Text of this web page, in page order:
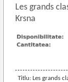
Les grands
Krsna
Titlu: Les grands